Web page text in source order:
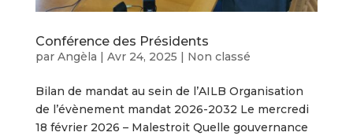
Conférence des Présidents
par Angèla | Avr 24, 2025 | Non classé
Bilan de mandat au sein de l’AILB Organisation
de l’évènement mandat 2026-2032 Le mercredi
18 février 2026 – Malestroit Quelle gouvernance